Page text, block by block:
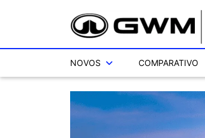
NOVOS COMPARATIVO